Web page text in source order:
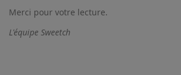
Merci pour votre lecture.
L'équipe Sweetch